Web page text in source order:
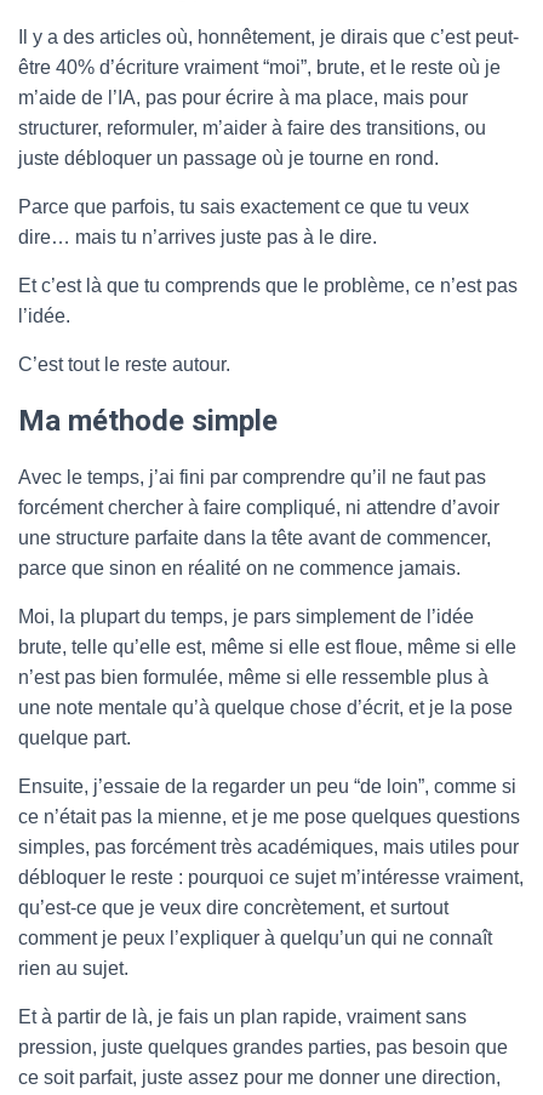
Il y a des articles où, honnêtement, je dirais que c’est peut-
être 40% d’écriture vraiment “moi”, brute, et le reste où je
m’aide de l’IA, pas pour écrire à ma place, mais pour
structurer, reformuler, m’aider à faire des transitions, ou
juste débloquer un passage où je tourne en rond.
Parce que parfois, tu sais exactement ce que tu veux
dire… mais tu n’arrives juste pas à le dire.
Et c’est là que tu comprends que le problème, ce n’est pas
l’idée.
C’est tout le reste autour.
Ma méthode simple
Avec le temps, j’ai fini par comprendre qu’il ne faut pas
forcément chercher à faire compliqué, ni attendre d’avoir
une structure parfaite dans la tête avant de commencer,
parce que sinon en réalité on ne commence jamais.
Moi, la plupart du temps, je pars simplement de l’idée
brute, telle qu’elle est, même si elle est floue, même si elle
n’est pas bien formulée, même si elle ressemble plus à
une note mentale qu’à quelque chose d’écrit, et je la pose
quelque part.
Ensuite, j’essaie de la regarder un peu “de loin”, comme si
ce n’était pas la mienne, et je me pose quelques questions
simples, pas forcément très académiques, mais utiles pour
débloquer le reste : pourquoi ce sujet m’intéresse vraiment,
qu’est-ce que je veux dire concrètement, et surtout
comment je peux l’expliquer à quelqu’un qui ne connaît
rien au sujet.
Et à partir de là, je fais un plan rapide, vraiment sans
pression, juste quelques grandes parties, pas besoin que
ce soit parfait, juste assez pour me donner une direction,